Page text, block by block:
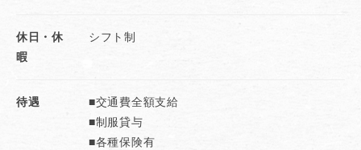
休日・休
暇
シフト制
待遇
■交通費全額支給
■制服貸与
■各種保険有